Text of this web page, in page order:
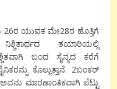
26ರ ಯುವಕ ಮೇ28ರ ಹೊತ್ತಿಗೆ
ತಯಾರಿಯಲ್ಲಿ
ಬಂದ ಸೈನ್ಯದ ಕರೆಗೆ
ಕೊಲ್ಲುತ್ತಾನೆ. 2ಬಂಕರ್
ಅವನು ಮಾರಣಾಂತಿಕವಾಗಿ ಪೆಟ್ಟು